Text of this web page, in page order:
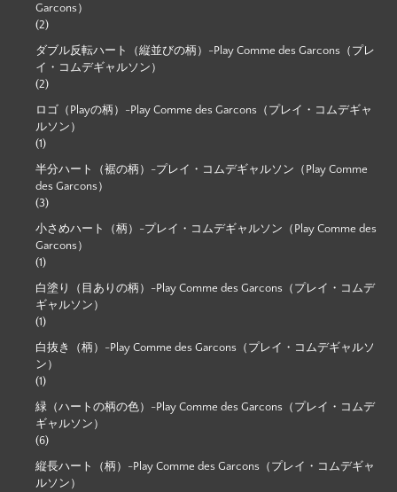
Garcons）
(2)
ダブル反転ハート（縦並びの柄）-Play Comme des Garcons（プレ
イ・コムデギャルソン）
(2)
ロゴ（Playの柄）-Play Comme des Garcons（プレイ・コムデギャ
ルソン）
(1)
半分ハート（裾の柄）-プレイ・コムデギャルソン（Play Comme
des Garcons）
(3)
小さめハート（柄）-プレイ・コムデギャルソン（Play Comme des
Garcons）
(1)
白塗り（目ありの柄）-Play Comme des Garcons（プレイ・コムデ
ギャルソン）
(1)
白抜き（柄）-Play Comme des Garcons（プレイ・コムデギャルソ
ン）
(1)
緑（ハートの柄の色）-Play Comme des Garcons（プレイ・コムデ
ギャルソン）
(6)
縦長ハート（柄）-Play Comme des Garcons（プレイ・コムデギャ
ルソン）